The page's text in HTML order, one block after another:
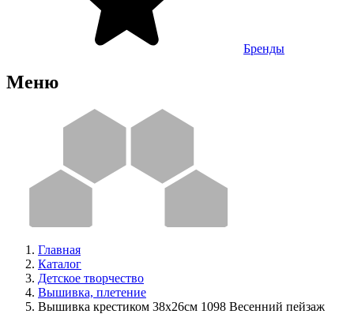
Бренды
Меню
Главная
Каталог
Детское творчество
Вышивка, плетение
Вышивка крестиком 38х26см 1098 Весенний пейзаж